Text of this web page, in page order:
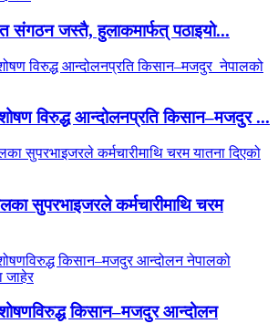
संगठन जस्तै, हुलाकमार्फत् पठाइयो...
शोषण विरुद्ध आन्दोलनप्रति किसान–मजदुर ...
सुपरभाइजरले कर्मचारीमाथि चरम
शोषणविरुद्ध किसान–मजदुर आन्दोलन